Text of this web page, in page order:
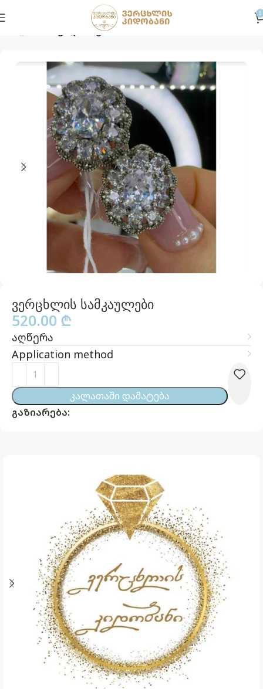
0
სხვადასხვა
ვერცხლის სამკაულები
520.00 ₾
აღწერა
Application method
Კალათაში Დამატება
გაზიარება: